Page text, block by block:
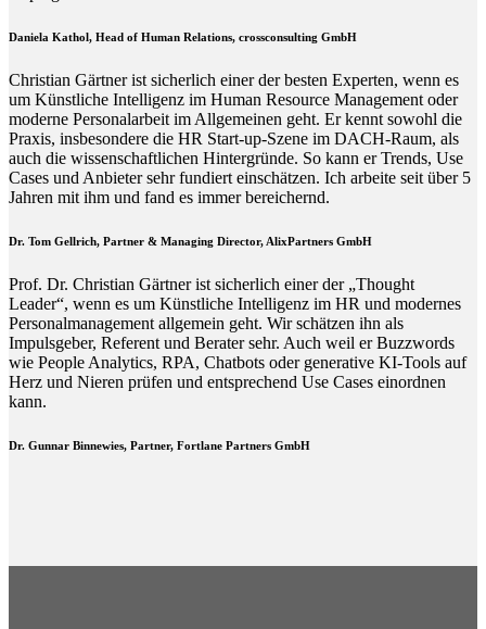
Daniela Kathol, Head of Human Relations, crossconsulting GmbH
Christian Gärtner ist sicherlich einer der besten Experten, wenn es
um Künstliche Intelligenz im Human Resource Management oder
moderne Personalarbeit im Allgemeinen geht. Er kennt sowohl die
Praxis, insbesondere die HR Start-up-Szene im DACH-Raum, als
auch die wissenschaftlichen Hintergründe. So kann er Trends, Use
Cases und Anbieter sehr fundiert einschätzen. Ich arbeite seit über 5
Jahren mit ihm und fand es immer bereichernd.
Dr. Tom Gellrich, Partner & Managing Director, AlixPartners GmbH
Prof. Dr. Christian Gärtner ist sicherlich einer der „Thought
Leader“, wenn es um Künstliche Intelligenz im HR und modernes
Personalmanagement allgemein geht. Wir schätzen ihn als
Impulsgeber, Referent und Berater sehr. Auch weil er Buzzwords
wie People Analytics, RPA, Chatbots oder generative KI-Tools auf
Herz und Nieren prüfen und entsprechend Use Cases einordnen
kann.
Dr. Gunnar Binnewies, Partner, Fortlane Partners GmbH